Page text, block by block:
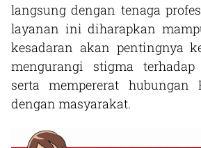
langsung dengan tenaga
layanan ini diharapkan
kesadaran akan pentingnya
mengurangi stigma
serta mempererat hubungan
dengan masyarakat.